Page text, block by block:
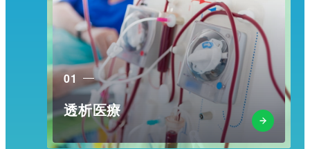
01
透析医療